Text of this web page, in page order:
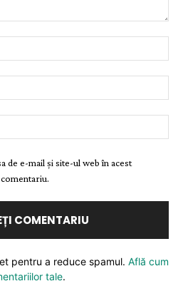
de e-mail și site-ul web în acest
pentru a reduce spamul. Află cum
tale.